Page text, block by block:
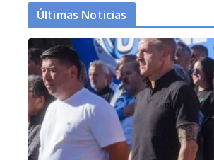
Últimas Noticias